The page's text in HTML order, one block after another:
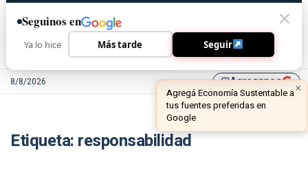
8/8/2026 library_addAgreganos ×
Agregá Economía Sustentable a
tus fuentes preferidas en
Google
Etiqueta: responsabilidad
Seguinos en
Ya lo hice Más tarde Seguir